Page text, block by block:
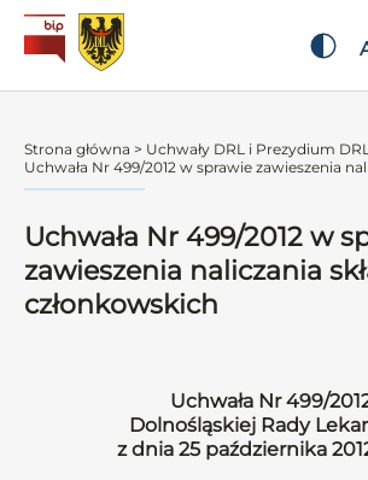
Strona główna > Uchwały DRL i Prezydium
Uchwała Nr 499/2012 w sprawie zawieszenia
Uchwała Nr 499/2012 w
zawieszenia naliczania
członkowskich
Uchwała Nr 499/
Dolnośląskiej Rady
z dnia 25 października